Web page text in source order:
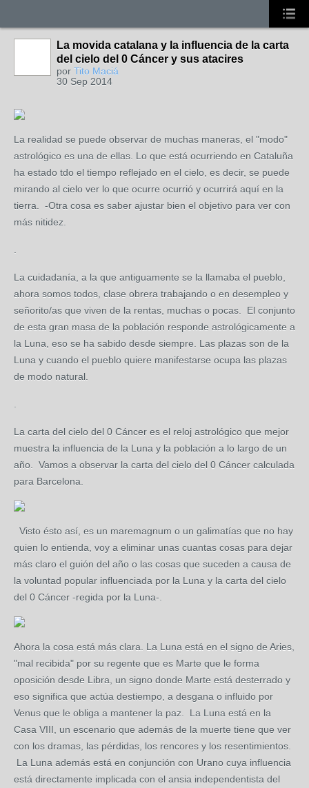
La movida catalana y la influencia de la carta
del cielo del 0 Cáncer y sus atacires
por Tito Maciá
30 Sep 2014
La realidad se puede observar de muchas maneras, el "modo"
astrológico es una de ellas. Lo que está ocurriendo en Cataluña
ha estado tdo el tiempo reflejado en el cielo, es decir, se puede
mirando al cielo ver lo que ocurre ocurrió y ocurrirá aquí en la
tierra. -Otra cosa es saber ajustar bien el objetivo para ver con
más nitidez.
La cuidadanía, a la que antiguamente se la llamaba el pueblo,
ahora somos todos, clase obrera trabajando o en desempleo y
señorito/as que viven de la rentas, muchas o pocas. El conjunto
de esta gran masa de la población responde astrológicamente a
la Luna, eso se ha sabido desde siempre. Las plazas son de la
Luna y cuando el pueblo quiere manifestarse ocupa las plazas
de modo natural.
La carta del cielo del 0 Cáncer es el reloj astrológico que mejor
muestra la influencia de la Luna y la población a lo largo de un
año. Vamos a observar la carta del cielo del 0 Cáncer calculada
para Barcelona.
Visto ésto así, es un maremagnum o un galimatías que no hay
quien lo entienda, voy a eliminar unas cuantas cosas para dejar
más claro el guión del año o las cosas que suceden a causa de
la voluntad popular influenciada por la Luna y la carta del cielo
del 0 Cáncer -regida por la Luna-.
Ahora la cosa está más clara. La Luna está en el signo de Aries,
"mal recibida" por su regente que es Marte que le forma
oposición desde Libra, un signo donde Marte está desterrado y
eso significa que actúa destiempo, a desgana o influido por
Venus que le obliga a mantener la paz. La Luna está en la
Casa VIII, un escenario que además de la muerte tiene que ver
con los dramas, las pérdidas, los rencores y los resentimientos.
La Luna además está en conjunción con Urano cuya influencia
está directamente implicada con el ansia independentista del